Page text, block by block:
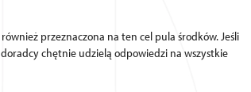
przeznaczona na ten cel pula środków. Jeśli
chętnie udzielą odpowiedzi na wszystkie